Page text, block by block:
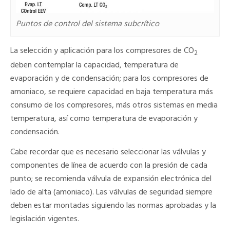
Puntos de control del sistema subcrítico
La selección y aplicación para los compresores de CO2
deben contemplar la capacidad, temperatura de
evaporación y de condensación; para los compresores de
amoniaco, se requiere capacidad en baja temperatura más
consumo de los compresores, más otros sistemas en media
temperatura, así como temperatura de evaporación y
condensación.
Cabe recordar que es necesario seleccionar las válvulas y
componentes de línea de acuerdo con la presión de cada
punto; se recomienda válvula de expansión electrónica del
lado de alta (amoniaco). Las válvulas de seguridad siempre
deben estar montadas siguiendo las normas aprobadas y la
legislación vigentes.